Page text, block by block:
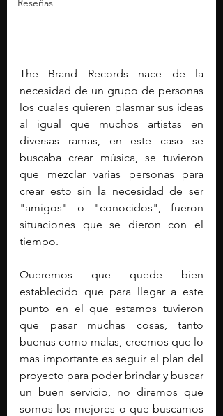
Reseñas
The Brand Records nace de la
necesidad de un grupo de personas
los cuales quieren plasmar sus ideas
al igual que muchos artistas en
diversas ramas, en este caso se
buscaba crear música, se tuvieron
que mezclar varias personas para
crear esto sin la necesidad de ser
"amigos" o "conocidos", fueron
situaciones que se dieron con el
tiempo.
Queremos que quede bien
establecido que para llegar a este
punto en el que estamos tuvieron
que pasar muchas cosas, tanto
buenas como malas, creemos que lo
mas importante es seguir el plan del
proyecto para poder brindar y buscar
un buen servicio, no diremos que
somos los mejores o que buscamos